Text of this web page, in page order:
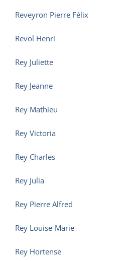
Reveyron Pierre Félix
Revol Henri
Rey Juliette
Rey Jeanne
Rey Mathieu
Rey Victoria
Rey Charles
Rey Julia
Rey Pierre Alfred
Rey Louise-Marie
Rey Hortense